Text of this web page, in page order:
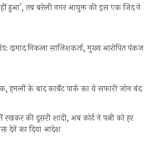
हुआ’, तब बरेली नगर आयुक्त की इस एक जिद ने
दामाद निकला साजिशकर्ता, मुख्य आरोपित पंकज
हमलों के बाद कार्बेट पार्क का ये सफारी जोन बंद
की दूसरी शादी, अब कोर्ट ने पत्नी को हर
देने का दिया आदेश